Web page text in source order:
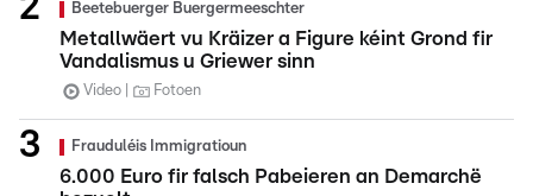
Beetebuerger Buergermeeschter
Metallwäert vu Kräizer a Figure kéint Grond fir
Vandalismus u Griewer sinn
Video Fotoen
Frauduléis Immigratioun
6.000 Euro fir falsch Pabeieren an Demarchë